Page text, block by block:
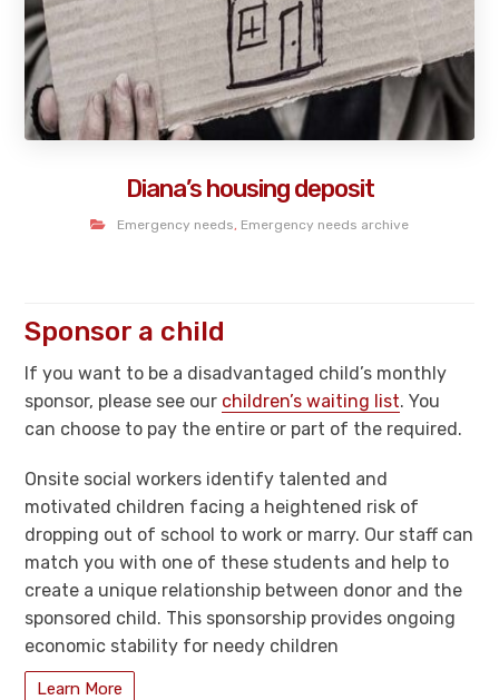
Diana’s housing deposit
Emergency needs, Emergency needs archive
Sponsor a child
If you want to be a disadvantaged child’s monthly
sponsor, please see our children’s waiting list. You
can choose to pay the entire or part of the required.
Onsite social workers identify talented and
motivated children facing a heightened risk of
dropping out of school to work or marry. Our staff can
match you with one of these students and help to
create a unique relationship between donor and the
sponsored child. This sponsorship provides ongoing
economic stability for needy children
Learn More